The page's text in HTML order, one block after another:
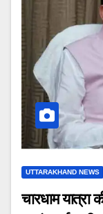
UTTARAKHAND NEWS
चारधाम यात्रा